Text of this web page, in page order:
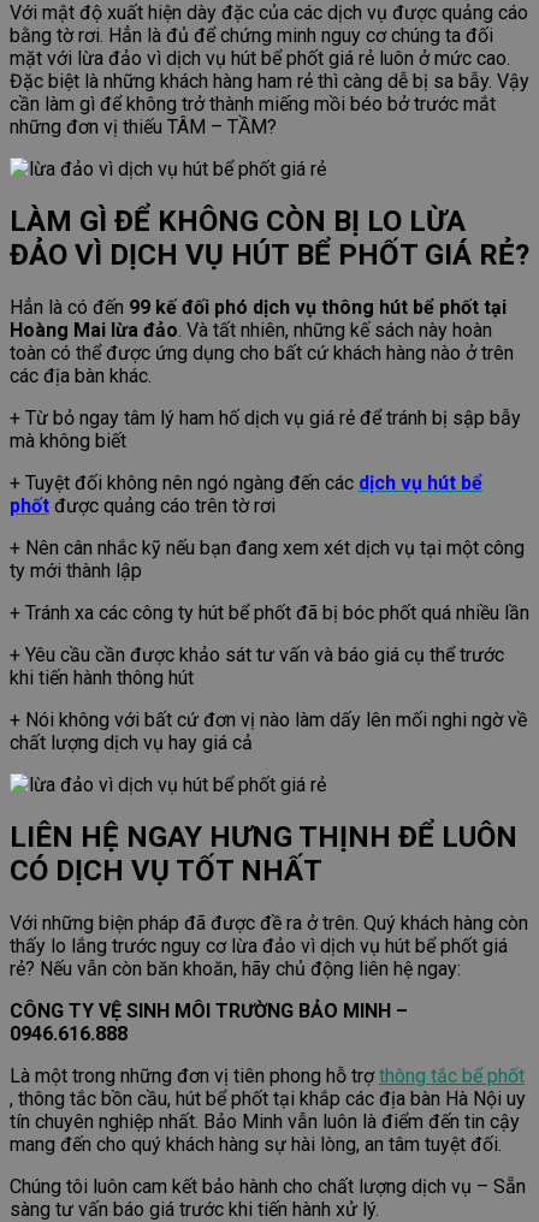
Với mật độ xuất hiện dày đặc của các dịch vụ được quảng cáo
bằng tờ rơi. Hẳn là đủ để chứng minh nguy cơ chúng ta đối
mặt với lừa đảo vì dịch vụ hút bể phốt giá rẻ luôn ở mức cao.
Đặc biệt là những khách hàng ham rẻ thì càng dễ bị sa bẫy. Vậy
cần làm gì để không trở thành miếng mồi béo bở trước mắt
những đơn vị thiếu TÂM – TẦM?
LÀM GÌ ĐỂ KHÔNG CÒN BỊ LO LỪA
ĐẢO VÌ DỊCH VỤ HÚT BỂ PHỐT GIÁ RẺ?
Hẳn là có đến 99 kế đối phó dịch vụ thông hút bể phốt tại
Hoàng Mai lừa đảo. Và tất nhiên, những kế sách này hoàn
toàn có thể được ứng dụng cho bất cứ khách hàng nào ở trên
các địa bàn khác.
+ Từ bỏ ngay tâm lý ham hố dịch vụ giá rẻ để tránh bị sập bẫy
mà không biết
+ Tuyệt đối không nên ngó ngàng đến các dịch vụ hút bể
phốt được quảng cáo trên tờ rơi
+ Nên cân nhắc kỹ nếu bạn đang xem xét dịch vụ tại một công
ty mới thành lập
+ Tránh xa các công ty hút bể phốt đã bị bóc phốt quá nhiều lần
+ Yêu cầu cần được khảo sát tư vấn và báo giá cụ thể trước
khi tiến hành thông hút
+ Nói không với bất cứ đơn vị nào làm dấy lên mối nghi ngờ về
chất lượng dịch vụ hay giá cả
LIÊN HỆ NGAY HƯNG THỊNH ĐỂ LUÔN
CÓ DỊCH VỤ TỐT NHẤT
Với những biện pháp đã được đề ra ở trên. Quý khách hàng còn
thấy lo lắng trước nguy cơ lừa đảo vì dịch vụ hút bể phốt giá
rẻ? Nếu vẫn còn băn khoăn, hãy chủ động liên hệ ngay:
CÔNG TY VỆ SINH MÔI TRƯỜNG BẢO MINH –
0946.616.888
Là một trong những đơn vị tiên phong hỗ trợthông tắc bể phốt
, thông tắc bồn cầu, hút bể phốt tại khắp các địa bàn Hà Nội uy
tín chuyên nghiệp nhất. Bảo Minh vẫn luôn là điểm đến tin cậy
mang đến cho quý khách hàng sự hài lòng, an tâm tuyệt đối.
Chúng tôi luôn cam kết bảo hành cho chất lượng dịch vụ – Sẵn
sàng tư vấn báo giá trước khi tiến hành xử lý.